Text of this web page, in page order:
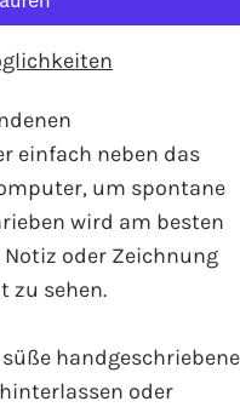
einfach neben das
um spontane
wird am besten
oder Zeichnung
zu sehen.
handgeschriebene
oder